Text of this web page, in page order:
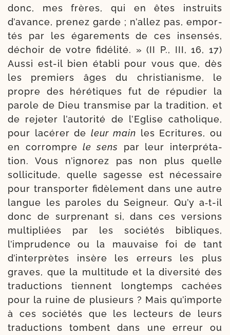
donc, mes frères, qui en êtes ins­truits
d’avance, pre­nez garde ; n’allez pas, empor­
tés par les éga­re­ments de ces insen­sés,
déchoir de votre fidé­li­té. » (II P., III, 16, 17)
Aussi est-​il bien éta­bli pour vous que, dès
les pre­miers âges du chris­tia­nisme, le
propre des héréti­ques fut de répu­dier la
parole de Dieu trans­mise par la tra­di­tion, et
de reje­ter l’autorité de l’Eglise catho­lique,
pour lacé­rer deleur main les Ecritures, ou
en cor­romprele sens par leur inter­pré­ta­
tion. Vous n’igno­rez pas non plus quelle
sol­li­ci­tude, quelle sagesse est néces­saire
pour trans­por­ter fidè­le­ment dans une autre
langue les paroles du Seigneur. Qu’y a‑t-​il
donc de sur­pre­nant si, dans ces ver­sions
mul­ti­pliées par les socié­tés bibliques,
l’imprudence ou la mau­vaise foi de tant
d’interprètes insère les erreurs les plus
graves, que la mul­ti­tude et la diver­si­té des
tra­duc­tions tiennent long­temps cachées
pour la ruine de plu­sieurs ? Mais qu’importe
à ces socié­tés que les lec­teurs de leurs
tra­duc­tions tombent dans une erreur ou